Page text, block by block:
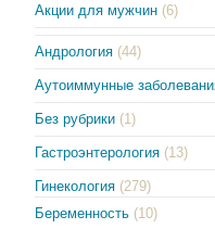
Акции для мужчин (6)
Андрология (44)
Аутоиммунные
Без рубрики (1)
Гастроэнтерология (13)
Гинекология (279)
Беременность (10)